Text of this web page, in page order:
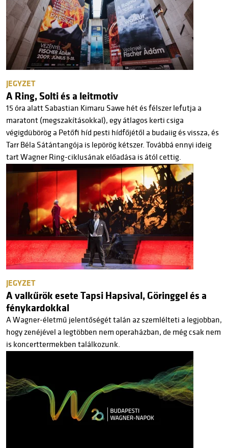
JEGYZET
A Ring, Solti és a leitmotiv
15 óra alatt Sabastian Kimaru Sawe hét és félszer lefutja a
maratont (megszakításokkal), egy átlagos kerti csiga
végigdübörög a Petőfi híd pesti hídfőjétől a budaiig és vissza, és
Tarr Béla Sátántangója is lepörög kétszer. Továbbá ennyi ideig
tart Wagner Ring-ciklusának előadása is ától cettig.
JEGYZET
A valkűrök esete Tapsi Hapsival, Göringgel és a
fénykardokkal
A Wagner-életmű jelentőségét talán az szemlélteti a legjobban,
hogy zenéjével a legtöbben nem operaházban, de még csak nem
is koncerttermekben találkozunk.